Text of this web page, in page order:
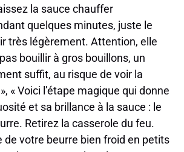
la sauce chauffer
quelques minutes, juste le
très légèrement. Attention, elle
bouillir à gros bouillons, un
suffit, au risque de voir la
« Voici l’étape magique qui donne
et sa brillance à la sauce : le
Retirez la casserole du feu.
de votre beurre bien froid en petits